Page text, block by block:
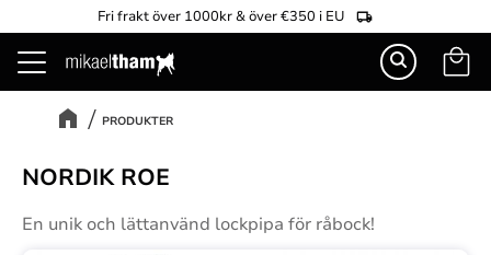
Meny
Fri frakt över 1000kr & över €350 i EU
PRODUKTER
NORDIK ROE
En unik och lättanvänd lockpipa för råbock!